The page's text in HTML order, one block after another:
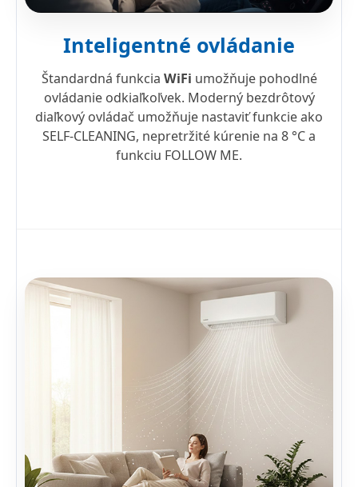
Inteligentné ovládanie
Štandardná funkcia WiFi umožňuje pohodlné
ovládanie odkiaľkoľvek. Moderný bezdrôtový
diaľkový ovládač umožňuje nastaviť funkcie ako
SELF-CLEANING, nepretržité kúrenie na 8 °C a
funkciu FOLLOW ME.